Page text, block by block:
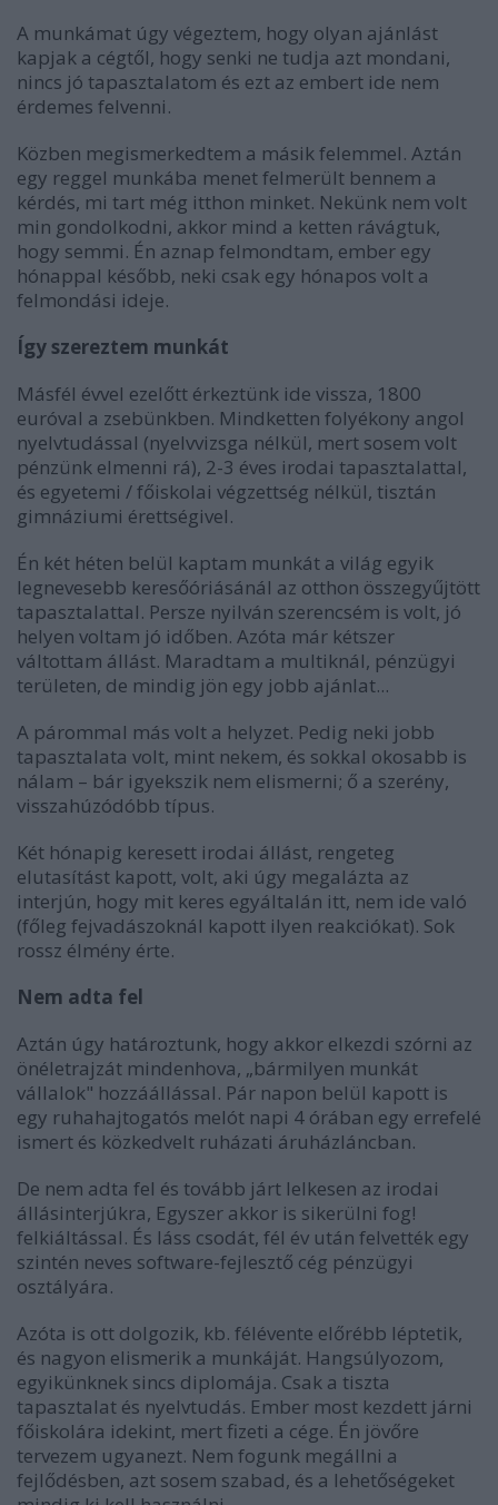
A munkámat úgy végeztem, hogy olyan ajánlást
kapjak a cégtől, hogy senki ne tudja azt mondani,
nincs jó tapasztalatom és ezt az embert ide nem
érdemes felvenni.
Közben megismerkedtem a másik felemmel. Aztán
egy reggel munkába menet felmerült bennem a
kérdés, mi tart még itthon minket. Nekünk nem volt
min gondolkodni, akkor mind a ketten rávágtuk,
hogy semmi. Én aznap felmondtam, ember egy
hónappal később, neki csak egy hónapos volt a
felmondási ideje.
Így szereztem munkát
Másfél évvel ezelőtt érkeztünk ide vissza, 1800
euróval a zsebünkben. Mindketten folyékony angol
nyelvtudással (nyelvvizsga nélkül, mert sosem volt
pénzünk elmenni rá), 2-3 éves irodai tapasztalattal,
és egyetemi / főiskolai végzettség nélkül, tisztán
gimnáziumi érettségivel.
Én két héten belül kaptam munkát a világ egyik
legnevesebb keresőóriásánál az otthon összegyűjtött
tapasztalattal. Persze nyilván szerencsém is volt, jó
helyen voltam jó időben. Azóta már kétszer
váltottam állást. Maradtam a multiknál, pénzügyi
területen, de mindig jön egy jobb ajánlat...
A párommal más volt a helyzet. Pedig neki jobb
tapasztalata volt, mint nekem, és sokkal okosabb is
nálam – bár igyekszik nem elismerni; ő a szerény,
visszahúzódóbb típus.
Két hónapig keresett irodai állást, rengeteg
elutasítást kapott, volt, aki úgy megalázta az
interjún, hogy mit keres egyáltalán itt, nem ide való
(főleg fejvadászoknál kapott ilyen reakciókat). Sok
rossz élmény érte.
Nem adta fel
Aztán úgy határoztunk, hogy akkor elkezdi szórni az
önéletrajzát mindenhova, „bármilyen munkát
vállalok" hozzáállással. Pár napon belül kapott is
egy ruhahajtogatós melót napi 4 órában egy errefelé
ismert és közkedvelt ruházati áruházláncban.
De nem adta fel és tovább járt lelkesen az irodai
állásinterjúkra, Egyszer akkor is sikerülni fog!
felkiáltással. És láss csodát, fél év után felvették egy
szintén neves software-fejlesztő cég pénzügyi
osztályára.
Azóta is ott dolgozik, kb. félévente előrébb léptetik,
és nagyon elismerik a munkáját. Hangsúlyozom,
egyikünknek sincs diplomája. Csak a tiszta
tapasztalat és nyelvtudás. Ember most kezdett járni
főiskolára idekint, mert fizeti a cége. Én jövőre
tervezem ugyanezt. Nem fogunk megállni a
fejlődésben, azt sosem szabad, és a lehetőségeket